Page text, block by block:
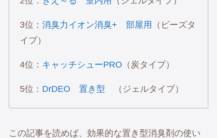
3位：消臭力イオン消臭+ 部屋用
（ビーズタ
イプ）
4位： キャッチシューPRO （炭タイプ）
5位： DrDEO 置き型 （ジェルタイプ）
この記事を読めば、効果的な置き型消臭剤の使い